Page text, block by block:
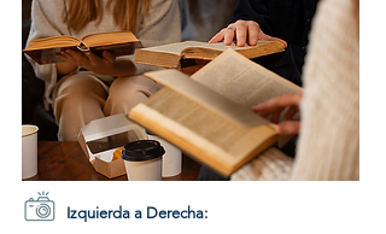
Izquierda a Derecha: